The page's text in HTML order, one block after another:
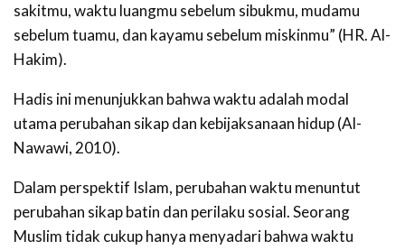
sakitmu, waktu luangmu sebelum sibukmu, mudamu
sebelum tuamu, dan kayamu sebelum miskinmu” (HR. Al-
Hakim).
Hadis ini menunjukkan bahwa waktu adalah modal
utama perubahan sikap dan kebijaksanaan hidup (Al-
Nawawi, 2010).
Dalam perspektif Islam, perubahan waktu menuntut
perubahan sikap batin dan perilaku sosial. Seorang
Muslim tidak cukup hanya menyadari bahwa waktu